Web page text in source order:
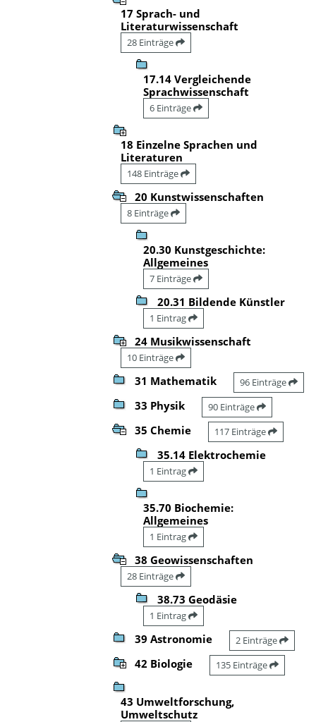
17 Sprach- und
Literaturwissenschaft
28 Einträge
17.14 Vergleichende
Sprachwissenschaft
6 Einträge
18 Einzelne Sprachen und
Literaturen
148 Einträge
20 Kunstwissenschaften
8 Einträge
20.30 Kunstgeschichte:
Allgemeines
7 Einträge
20.31 Bildende Künstler
1 Eintrag
24 Musikwissenschaft
10 Einträge
31 Mathematik 96 Einträge
33 Physik 90 Einträge
35 Chemie 117 Einträge
35.14 Elektrochemie
1 Eintrag
35.70 Biochemie:
Allgemeines
1 Eintrag
38 Geowissenschaften
28 Einträge
38.73 Geodäsie
1 Eintrag
39 Astronomie 2 Einträge
42 Biologie 135 Einträge
43 Umweltforschung,
Umweltschutz